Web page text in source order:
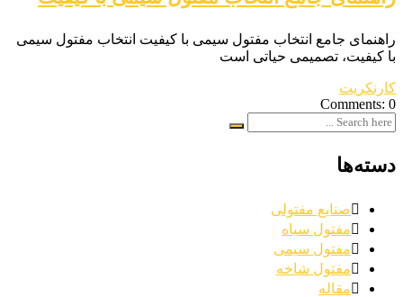
راهنمای جامع انتخاب مفتول سیمی با کیفیت انتخاب مفتول سیمی
با کیفیت، تصمیمی حیاتی است
کارنکریت
Comments: 0
دسته‌ها
صنایع مفتولی
مفتول سیاه
مفتول سیمی
مفتول شاخه
مقاله